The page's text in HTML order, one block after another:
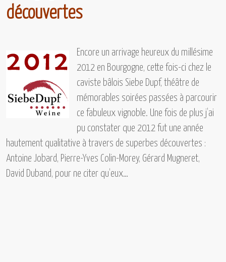
découvertes
Encore un arrivage heureux du millésime
2012 en Bourgogne, cette fois-ci chez le
caviste bâlois Siebe Dupf, théâtre de
mémorables soirées passées à parcourir
ce fabuleux vignoble. Une fois de plus j’ai
pu constater que 2012 fut une année
hautement qualitative à travers de superbes découvertes :
Antoine Jobard, Pierre-Yves Colin-Morey, Gérard Mugneret,
David Duband, pour ne citer qu’eux…